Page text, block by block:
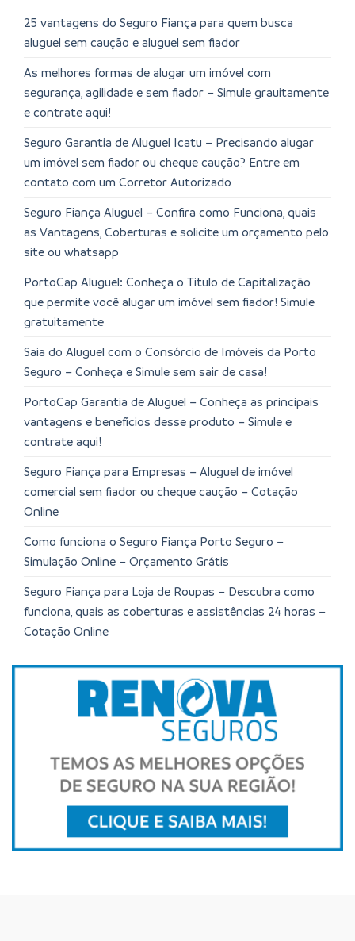
25 vantagens do Seguro Fiança para quem busca
aluguel sem caução e aluguel sem fiador
As melhores formas de alugar um imóvel com
segurança, agilidade e sem fiador – Simule grauitamente
e contrate aqui!
Seguro Garantia de Aluguel Icatu – Precisando alugar
um imóvel sem fiador ou cheque caução? Entre em
contato com um Corretor Autorizado
Seguro Fiança Aluguel – Confira como Funciona, quais
as Vantagens, Coberturas e solicite um orçamento pelo
site ou whatsapp
PortoCap Aluguel: Conheça o Titulo de Capitalização
que permite você alugar um imóvel sem fiador! Simule
gratuitamente
Saia do Aluguel com o Consórcio de Imóveis da Porto
Seguro – Conheça e Simule sem sair de casa!
PortoCap Garantia de Aluguel – Conheça as principais
vantagens e benefícios desse produto – Simule e
contrate aqui!
Seguro Fiança para Empresas – Aluguel de imóvel
comercial sem fiador ou cheque caução – Cotação
Online
Como funciona o Seguro Fiança Porto Seguro –
Simulação Online – Orçamento Grátis
Seguro Fiança para Loja de Roupas – Descubra como
funciona, quais as coberturas e assistências 24 horas –
Cotação Online